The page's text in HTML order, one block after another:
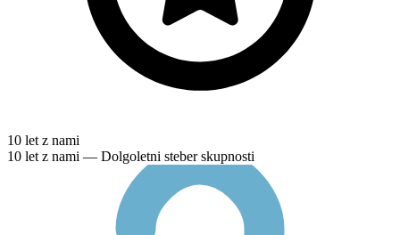
10 let z nami
10 let z nami — Dolgoletni steber skupnosti